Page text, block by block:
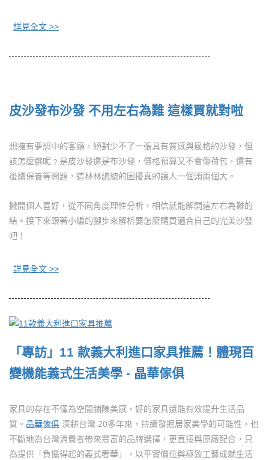
詳見全文 >>
皮沙發布沙發 不用左右為難 這樣買就對啦
想擁有夢想中的客廳，絕對少不了一張具有質感與風格的沙發，但
該怎麼選呢﹖是皮沙發還是布沙發，價格預算又不會傷荷包，還有
後續保養等問題，這林林總總的困擾真的讓人一個頭兩個大。
撇開個人喜好，從不同角度理性分析，相信就能解開這左右為難的
結。接下來跟著小編的腳步來解析要怎麼購買適合自己的完美沙發
吧！
詳見全文 >>
「專訪」11 款義大利進口家具推薦！體現百
變機能義式生活美學 - 晶華傢俱
家具的存在不僅為空間鋪陳美感，好的家具還能有效提升生活品
質。 晶華傢俱 深耕台灣 20多年來，持續發掘居家美學的可能性，也
不斷地為台灣消費者帶來豐富的品牌選擇，更直接與原廠配合，只
為提供「負擔得起的義式奢華」，以平實價位與極致工藝成就生活